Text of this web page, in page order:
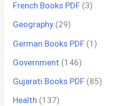
French Books PDF (3)
Geography (29)
German Books PDF (1)
Government (146)
Gujarati Books PDF (85)
Health (137)